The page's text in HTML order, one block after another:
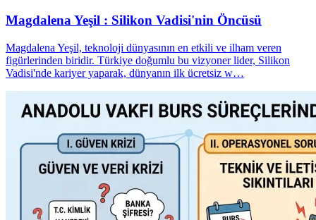
Magdalena Yeşil : Silikon Vadisi'nin Öncüsü
Magdalena Yeşil, teknoloji dünyasının en etkili ve ilham veren
figürlerinden biridir. Türkiye doğumlu bu vizyoner lider, Silikon
Vadisi'nde kariyer yaparak, dünyanın ilk ücretsiz w…